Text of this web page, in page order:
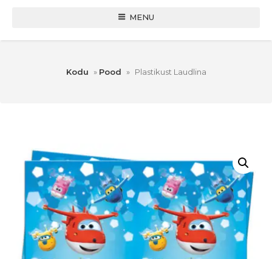
MENU
Kodu » Pood » Plastikust Laudlina